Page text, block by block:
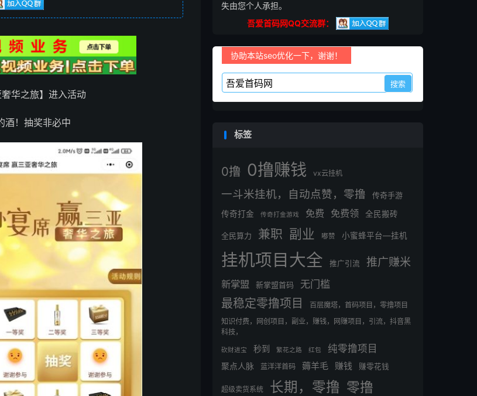
华之旅】进入活动
酒！抽奖非必中
失由您个人承担。
吾爱首码网QQ交流群：
协助本站seo优化一下，谢谢！
标签
0撸 0撸赚钱 vx云挂机
一斗米挂机，自动点赞，零撸
传奇手游
传奇打金
传奇打金游戏 免费 免费领 全民搬砖
全民算力 兼职 副业 嘟赞 小蜜蜂平台—挂机
挂机项目大全 推广引流 推广赚米
新掌盟 新掌盟首码 无门槛
最稳定零撸项目
百层魔塔，首码项目，零撸项目
知识付费，网创项目，副业，赚钱，网赚项目，引流，抖音黑
科技，
砍财进宝 秒到 繁花之路 红包 纯零撸项目
聚点人脉 蓝洋洋首码 薅羊毛 赚钱 赚零花钱
超级卖货系统 长期，零撸 零撸